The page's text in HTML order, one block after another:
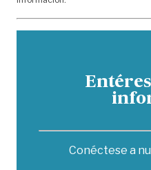
Conéctese a